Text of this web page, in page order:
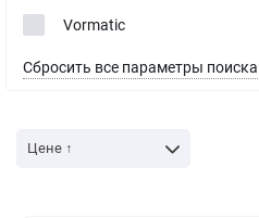
Vormatic
Сбросить все параметры поиска
Цене ↑